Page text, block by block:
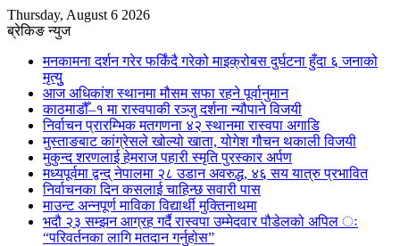
Thursday, August 6 2026
ब्रेकिङ न्युज
मनकामना दर्शन गरेर फर्किंदै गरेको माइक्रोबस दुर्घटना हुँदा ६ जनाको
मृत्युु
आज अधिकांश स्थानमा मौसम सफा रहने पूर्वानुमान
काठमाडौँ–१ मा रास्वपाकी रञ्जु दर्शना न्यौपाने विजयी
निर्वाचन प्रारम्भिक मतगणना ४२ स्थानमा रास्वपा अगाडि
मुस्ताङबाट कांग्रेसले खोल्यो खाता, योगेश गौचन थकाली विजयी
मुकुन्द शरणलाई हेमराज पहारी स्मृति पुरस्कार अर्पण
मध्यपूर्वमा द्वन्द् नेपालमा २८ उडान अवरुद्ध, ४६ सय यात्रु प्रभावित
निर्वाचनका दिन कसलाई चाहिन्छ सवारी पास
माउन्ट अन्नपूर्ण माविका विद्यार्थी मुक्तिनाथमा
भदौ २३ सम्झन आग्रह गर्दै रास्वपा उम्मेदवार पौडेलको अपिल ः
“परिवर्तनका लागि मतदान गर्नुहोस”